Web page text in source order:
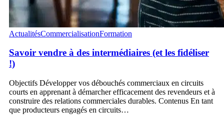
Savoir
à
des
intermédiaires
les
fidéliser
!)
ActualitésCommercialisationFormation
Savoir vendre à des intermédiaires (et les fidéliser
!)
Objectifs Développer vos débouchés commerciaux en circuits
courts en apprenant à démarcher efficacement des revendeurs et à
construire des relations commerciales durables. Contenus En tant
que producteurs engagés en circuits…